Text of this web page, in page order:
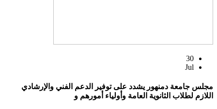
30
Jul
مجلس جامعة دمنهور يشدد على توفير الدعم الفني والإرشادي
اللازم لطلاب الثانوية العامة وأولياء أمورهم و